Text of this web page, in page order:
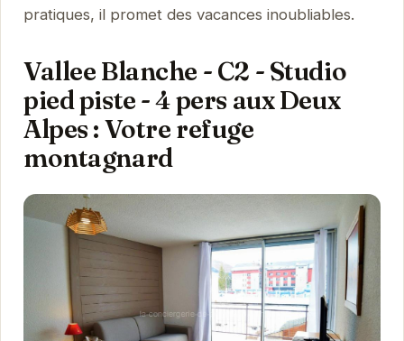
pratiques, il promet des vacances inoubliables.
Vallee Blanche - C2 - Studio
pied piste - 4 pers aux Deux
Alpes : Votre refuge
montagnard